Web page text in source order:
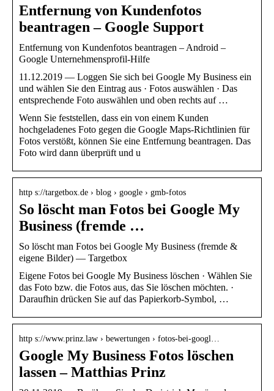
Entfernung von Kundenfotos
beantragen – Google Support
Entfernung von Kundenfotos beantragen – Android –
Google Unternehmensprofil-Hilfe
11.12.2019 — Loggen Sie sich bei Google My Business ein
und wählen Sie den Eintrag aus · Fotos auswählen · Das
entsprechende Foto auswählen und oben rechts auf …
Wenn Sie feststellen, dass ein von einem Kunden
hochgeladenes Foto gegen die Google Maps-Richtlinien für
Fotos verstößt, können Sie eine Entfernung beantragen. Das
Foto wird dann überprüft und u
http s://targetbox.de › blog › google › gmb-fotos
So löscht man Fotos bei Google My
Business (fremde …
So löscht man Fotos bei Google My Business (fremde &
eigene Bilder) — Targetbox
Eigene Fotos bei Google My Business löschen · Wählen Sie
das Foto bzw. die Fotos aus, das Sie löschen möchten. ·
Daraufhin drücken Sie auf das Papierkorb-Symbol, …
http s://www.prinz.law › bewertungen › fotos-bei-googl…
Google My Business Fotos löschen
lassen – Matthias Prinz